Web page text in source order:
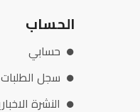
الحساب
حسابي
سجل الطلبات
النشرة